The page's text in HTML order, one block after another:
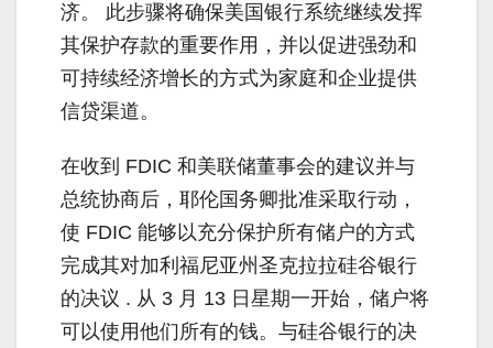
济。 此步骤将确保美国银行系统继续发挥
其保护存款的重要作用，并以促进强劲和
可持续经济增长的方式为家庭和企业提供
信贷渠道。
在收到 FDIC 和美联储董事会的建议并与
总统协商后，耶伦国务卿批准采取行动，
使 FDIC 能够以充分保护所有储户的方式
完成其对加利福尼亚州圣克拉拉硅谷银行
的决议 . 从 3 月 13 日星期一开始，储户将
可以使用他们所有的钱。与硅谷银行的决